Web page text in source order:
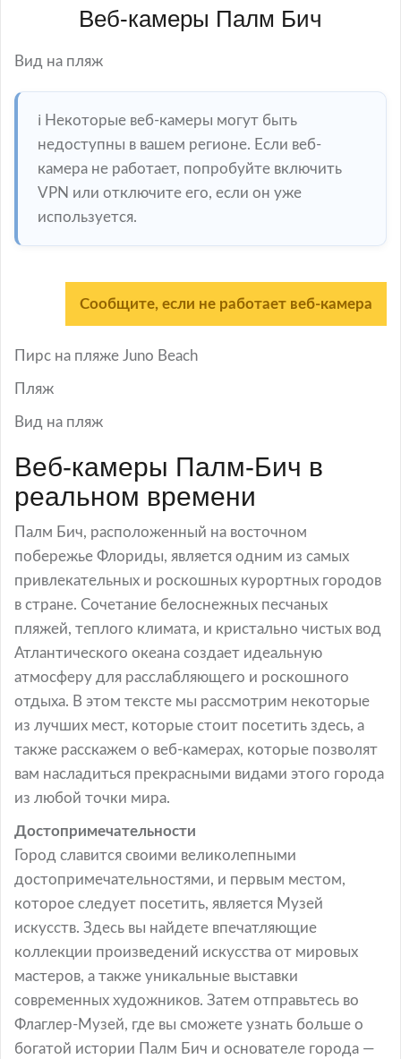
Веб-камеры Палм Бич
Вид на пляж
ℹ️ Некоторые веб-камеры могут быть
недоступны в вашем регионе. Если веб-
камера не работает, попробуйте включить
VPN или отключите его, если он уже
используется.
Сообщите, если не работает веб-камера
Пирс на пляже Juno Beach
Пляж
Вид на пляж
Веб-камеры Палм-Бич в
реальном времени
Палм Бич, расположенный на восточном
побережье Флориды, является одним из самых
привлекательных и роскошных курортных городов
в стране. Сочетание белоснежных песчаных
пляжей, теплого климата, и кристально чистых вод
Атлантического океана создает идеальную
атмосферу для расслабляющего и роскошного
отдыха. В этом тексте мы рассмотрим некоторые
из лучших мест, которые стоит посетить здесь, а
также расскажем о веб-камерах, которые позволят
вам насладиться прекрасными видами этого города
из любой точки мира.
Достопримечательности
Город славится своими великолепными
достопримечательностями, и первым местом,
которое следует посетить, является Музей
искусств. Здесь вы найдете впечатляющие
коллекции произведений искусства от мировых
мастеров, а также уникальные выставки
современных художников. Затем отправьтесь во
Флаглер-Музей, где вы сможете узнать больше о
богатой истории Палм Бич и основателе города —